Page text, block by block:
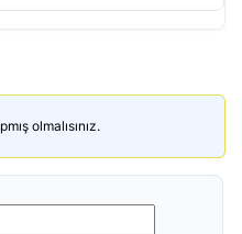
olmalısınız.